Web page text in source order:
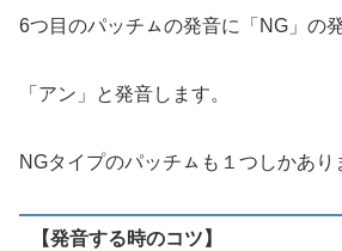
6つ目のパッチㇺの発音に「NG」の
「アン」と発音します。
NGタイプのパッチㇺも１つしかあり
【発音する時のコツ】